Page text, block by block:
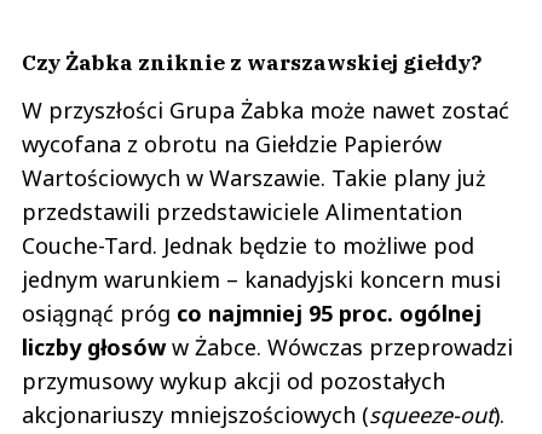
Czy Żabka zniknie z warszawskiej giełdy?
W przyszłości Grupa Żabka może nawet zostać
wycofana z obrotu na Giełdzie Papierów
Wartościowych w Warszawie. Takie plany już
przedstawili przedstawiciele Alimentation
Couche-Tard. Jednak będzie to możliwe pod
jednym warunkiem – kanadyjski koncern musi
osiągnąć próg co najmniej 95 proc. ogólnej
liczby głosóww Żabce. Wówczas przeprowadzi
przymusowy wykup akcji od pozostałych
akcjonariuszy mniejszościowych (squeeze-out).